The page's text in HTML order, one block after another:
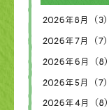
2026年8月（3）
2026年7月（7）
2026年6月（8）
2026年5月（7）
2026年4月（8）